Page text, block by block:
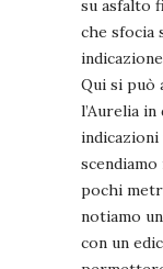
su asfalto
che sfocia
Qui si può
l’Aurelia
indicazioni
pochi
notiamo
con un